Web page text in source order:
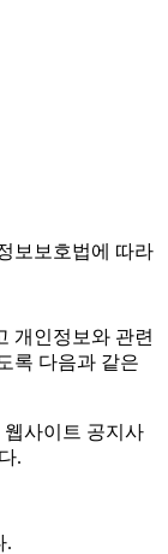
보보호법에 따라
개인정보와 관련
록 다음과 같은
사이트 공지사
.
.